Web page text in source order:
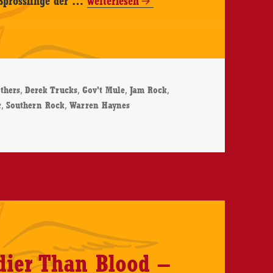
Million
Whisper
–
Review
,Derek Trucks,Gov't Mule,Jam Rock,
,Southern Rock,Warren Haynes
Voices Whisper – CD-Review
Than Blood –